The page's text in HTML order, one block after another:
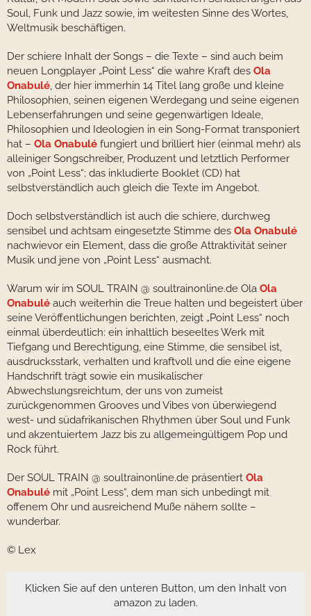
Soul, Funk und Jazz sowie, im weitesten Sinne des Wortes,
Weltmusik beschäftigen.
Der schiere Inhalt der Songs – die Texte – sind auch beim
neuen Longplayer „Point Less“ die wahre Kraft des Ola
Onabulé, der hier immerhin 14 Titel lang große und kleine
Philosophien, seinen eigenen Werdegang und seine eigenen
Lebenserfahrungen und seine gegenwärtigen Ideale,
Philosophien und Ideologien in ein Song-Format transponiert
hat – Ola Onabulé fungiert und brilliert hier (einmal mehr) als
alleiniger Songschreiber, Produzent und letztlich Performer
von „Point Less“; das inkludierte Booklet (CD) hat
selbstverständlich auch gleich die Texte im Angebot.
Doch selbstverständlich ist auch die schiere, durchweg
sensibel und achtsam eingesetzte Stimme des Ola Onabulé
nachwievor ein Element, dass die große Attraktivität seiner
Musik und jene von „Point Less“ ausmacht.
Warum wir im SOUL TRAIN @ soultrainonline.de Ola Ola
Onabulé auch weiterhin die Treue halten und begeistert über
seine Veröffentlichungen berichten, zeigt „Point Less“ noch
einmal überdeutlich: ein inhaltlich beseeltes Werk mit
Tiefgang und Berechtigung, eine Stimme, die sensibel ist,
ausdrucksstark, verhalten und kraftvoll und die eine eigene
Handschrift trägt sowie ein musikalischer
Abwechslungsreichtum, der uns von zumeist
zurückgenommen Grooves und Vibes von überwiegend
west- und südafrikanischen Rhythmen über Soul und Funk
und akzentuiertem Jazz bis zu allgemeingültigem Pop und
Rock führt.
Der SOUL TRAIN @ soultrainonline.de präsentiert Ola
Onabulé mit „Point Less“, dem man sich unbedingt mit
offenem Ohr und ausreichend Muße nähern sollte –
wunderbar.
© Lex
Klicken Sie auf den unteren Button, um den Inhalt von
amazon zu laden.